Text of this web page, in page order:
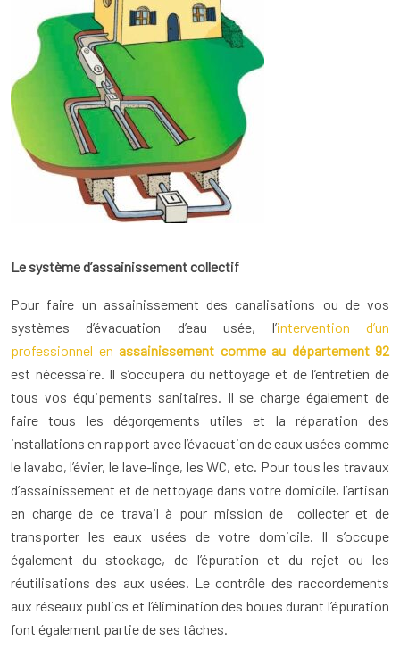
Le système d’assainissement collectif
Pour faire un assainissement des canalisations ou de vos
systèmes d’évacuation d’eau usée, l’intervention d’un
professionnel en assainissement comme au département 92
est nécessaire. Il s’occupera du nettoyage et de l’entretien de
tous vos équipements sanitaires. Il se charge également de
faire tous les dégorgements utiles et la réparation des
installations en rapport avec l’évacuation de eaux usées comme
le lavabo, l’évier, le lave-linge, les WC, etc. Pour tous les travaux
d’assainissement et de nettoyage dans votre domicile, l’artisan
en charge de ce travail à pour mission de collecter et de
transporter les eaux usées de votre domicile. Il s’occupe
également du stockage, de l’épuration et du rejet ou les
réutilisations des aux usées. Le contrôle des raccordements
aux réseaux publics et l’élimination des boues durant l’épuration
font également partie de ses tâches.